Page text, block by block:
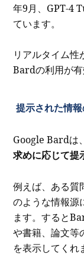
年9月、GPT-4
ています。
リアルタイム
Bardの利用が有
提示された情
Google Bardは、
求めに応じて提
例えば、ある質
のような情報源
ます。すると
や書籍、論文等
を表示してくれ